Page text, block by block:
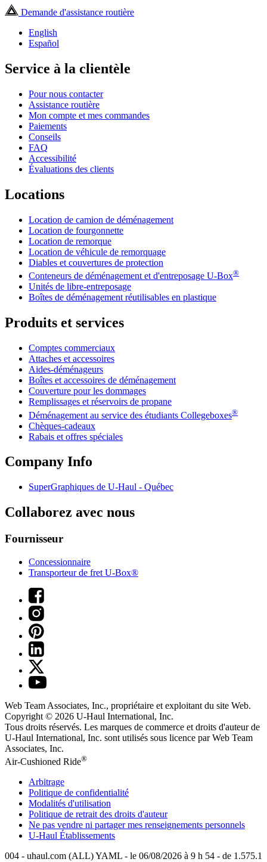
Demande d'assistance routière
English
Español
Service à la clientèle
Pour nous contacter
Assistance routière
Mon compte et mes commandes
Paiements
Conseils
FAQ
Accessibilité
Évaluations des clients
Locations
Location de camion de déménagement
Location de fourgonnette
Location de remorque
Location de véhicule de remorquage
Diables et couvertures de protection
Conteneurs de déménagement et d'entreposage U-Box®
Unités de libre-entreposage
Boîtes de déménagement réutilisables en plastique
Produits et services
Comptes commerciaux
Attaches et accessoires
Aides-déménageurs
Boîtes et accessoires de déménagement
Couverture pour les dommages
Remplissages et réservoirs de propane
Déménagement au service des étudiants Collegeboxes®
Chèques-cadeaux
Rabais et offres spéciales
Company Info
SuperGraphiques de U-Haul - Québec
Collaborez avec nous
Fournisseur
Concessionnaire
Transporteur de fret U-Box®
Web Team Associates, Inc., propriétaire et exploitant du site Web.
Copyright © 2026 U-Haul International, Inc.
Tous droits réservés. Les marques de commerce et droits d'auteur de
U-Haul International, Inc. sont utilisés sous licence par Web Team
Associates, Inc.
Air-Cushioned Ride®
Arbitrage
Politique de confidentialité
Modalités d'utilisation
Politique de retrait des droits d'auteur
Ne pas vendre ni partager mes renseignements personnels
U-Haul Établissements
004 - uhaul.com (ALL) YAML - le 06/08/2026 à 9 h 54 - de 1.575.1